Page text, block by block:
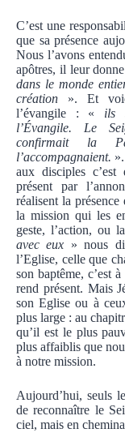
C’est une
que sa présence
Nous l’avons
apôtres, il leur
dans le monde
création ». Et
l’évangile : « ils
l’Évangile. Le
confirmait la
l’accompagnaient.
aux disciples
présent par
réalisent la
la mission qui les
geste, l’action, ou
avec eux » nous
l’Eglise, celle que
son baptême, c’est
rend présent. Mais
son Eglise ou à
plus large : au
qu’il est le plus
plus affaiblis que
à notre mission.
Aujourd’hui, seuls
de reconnaître le
ciel, mais en